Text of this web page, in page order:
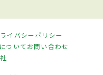
イバシーポリシー
ついてお問い合わせ